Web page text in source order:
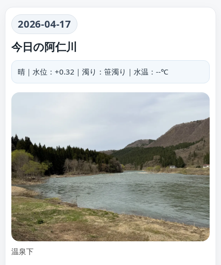
2026-04-17
今日の阿仁川
晴｜水位：+0.32｜濁り：笹濁り｜水温：--℃
温泉下